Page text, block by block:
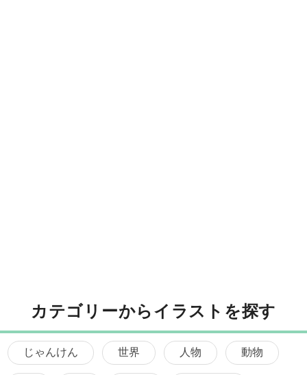
カテゴリーからイラストを探す
じゃんけん 世界 人物 動物